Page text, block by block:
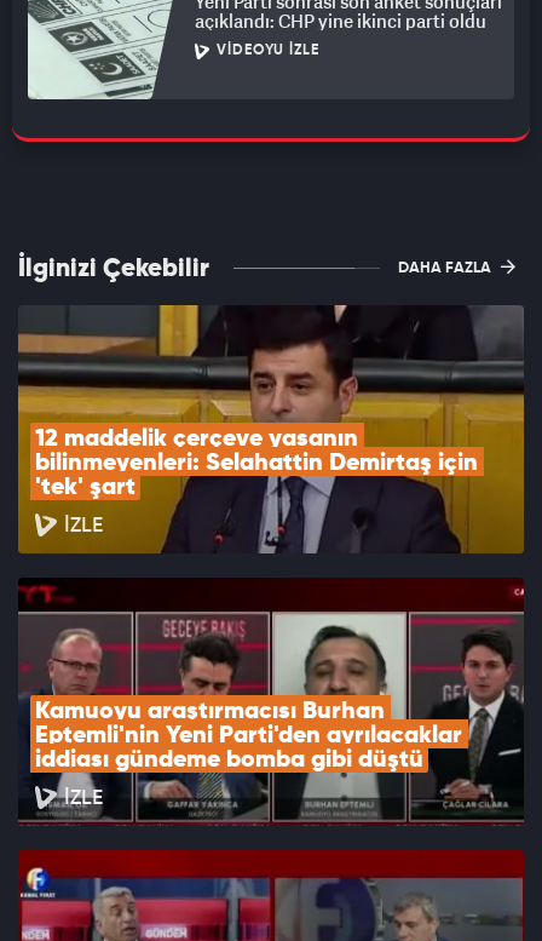
açıklandı: CHP yine ikinci parti oldu
VIDEOYU İZLE
İlginizi Çekebilir DAHA FAZLA
12 maddelik çerçeve yasanın
bilinmeyenleri: Selahattin Demirtaş için
'tek' şart
İZLE
Kamuoyu araştırmacısı Burhan
Eptemli'nin Yeni Parti'den ayrılacaklar
iddiası gündeme bomba gibi düştü
İZLE